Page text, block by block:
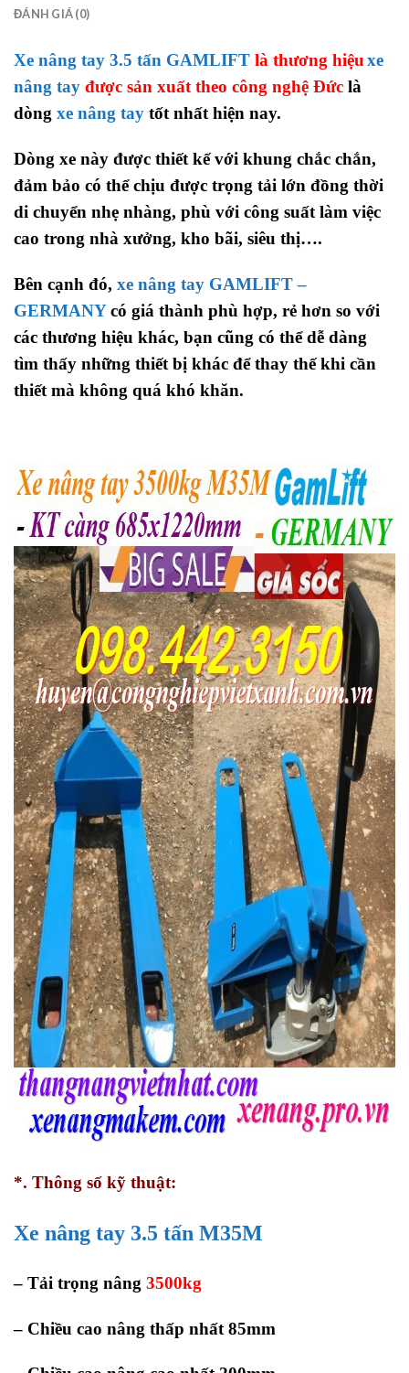
ĐÁNH GIÁ (0)
Xe nâng tay 3.5 tấn GAMLIFT là thương hiệuxe
nâng tay được sản xuất theo công nghệ Đức là
dòng xe nâng tay tốt nhất hiện nay.
Dòng xe này được thiết kế với khung chắc chắn,
đảm bảo có thể chịu được trọng tải lớn đồng thời
di chuyển nhẹ nhàng, phù với công suất làm việc
cao trong nhà xưởng, kho bãi, siêu thị….
Bên cạnh đó, xe nâng tay GAMLIFT –
GERMANYcó giá thành phù hợp, rẻ hơn so với
các thương hiệu khác, bạn cũng có thể dễ dàng
tìm thấy những thiết bị khác để thay thế khi cần
thiết mà không quá khó khăn.
*. Thông số kỹ thuật:
Xe nâng tay 3.5 tấn M35M
– Tải trọng nâng 3500kg
– Chiều cao nâng thấp nhất 85mm